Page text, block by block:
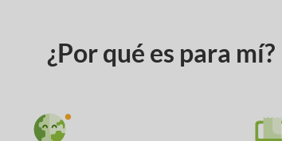
¿Por qué es para mí?